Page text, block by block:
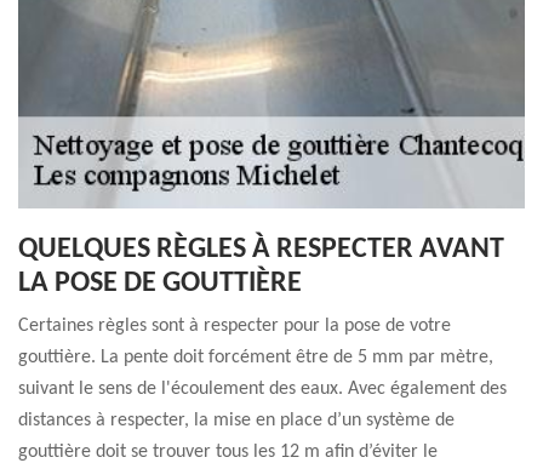
QUELQUES RÈGLES À RESPECTER AVANT
LA POSE DE GOUTTIÈRE
Certaines règles sont à respecter pour la pose de votre
gouttière. La pente doit forcément être de 5 mm par mètre,
suivant le sens de l'écoulement des eaux. Avec également des
distances à respecter, la mise en place d’un système de
gouttière doit se trouver tous les 12 m afin d’éviter le